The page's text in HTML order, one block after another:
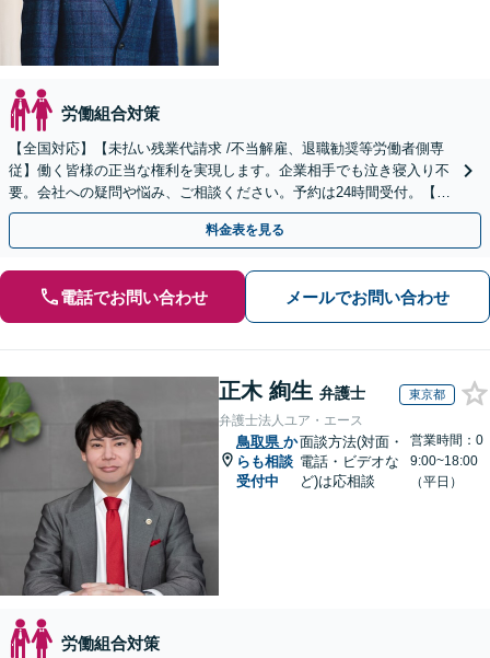
労働組合対策
【全国対応】【未払い残業代請求 /不当解雇、退職勧奨等労働者側専
従】働く皆様の正当な権利を実現します。企業相手でも泣き寝入り不
要。会社への疑問や悩み、ご相談ください。予約は24時間受付。【初
回面談無料】【夜間・休日対応可】
料金表を見る
電話でお問い合わせ メールでお問い合わせ
正木 絢生 弁護士 東京都
弁護士法人ユア・エース
鳥取県 か
らも相談
受付中
面談方法(対面・
電話・ビデオな
ど)は応相談
営業時間：0
9:00~18:00
（平日）
労働組合対策